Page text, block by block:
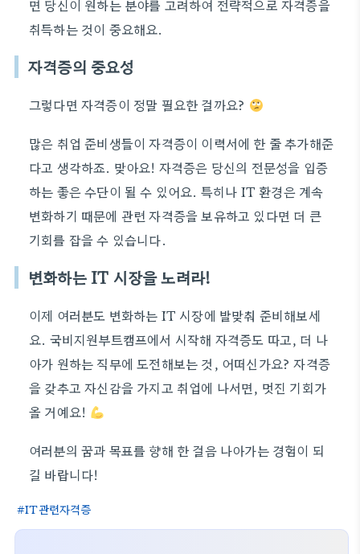
면 당신이 원하는 분야를 고려하여 전략적으로 자격증을
취득하는 것이 중요해요.
자격증의 중요성
그렇다면 자격증이 정말 필요한 걸까요?
많은 취업 준비생들이 자격증이 이력서에 한 줄 추가해준
다고 생각하죠. 맞아요! 자격증은 당신의 전문성을 입증
하는 좋은 수단이 될 수 있어요. 특히나 IT 환경은 계속
변화하기 때문에 관련 자격증을 보유하고 있다면 더 큰
기회를 잡을 수 있습니다.
변화하는 IT 시장을 노려라!
이제 여러분도 변화하는 IT 시장에 발맞춰 준비해보세
요. 국비지원부트캠프에서 시작해 자격증도 따고, 더 나
아가 원하는 직무에 도전해보는 것, 어떠신가요? 자격증
을 갖추고 자신감을 가지고 취업에 나서면, 멋진 기회가
올 거예요!
여러분의 꿈과 목표를 향해 한 걸음 나아가는 경험이 되
길 바랍니다!
IT관련자격증